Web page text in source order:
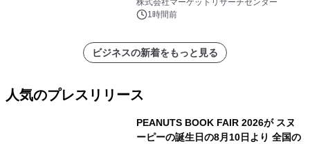
表
株式会社マーケットリサーチセンター
1時間前
ビジネスの新着をもっと見る
人気のプレスリリース
PEANUTS BOOK FAIR 2026が スヌ
ーピーの誕生日の8月10日より 全国の